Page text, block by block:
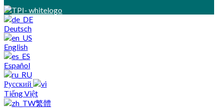
Deutsch
English
Español
Русский
Tiếng Việt
繁體